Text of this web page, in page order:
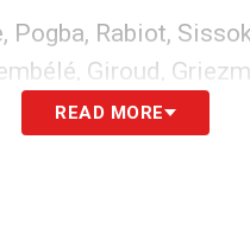
Pogba, Rabiot,
Giroud,
NEWS
READ MORE